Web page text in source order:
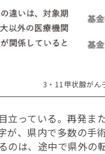
3・11甲状腺がん
立っている。再発
が、県内で多数の
のは、途中で県外